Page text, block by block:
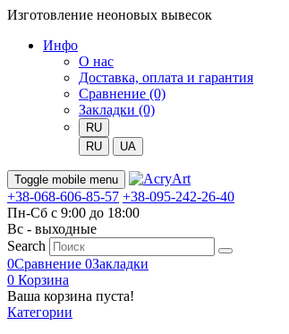
Изготовление неоновых вывесок
Инфо
О нас
Доставка, оплата и гарантия
Сравнение (0)
Закладки (0)
RU
RU
UA
Toggle mobile menu
+38-068-606-85-57 +38-095-242-26-40
Пн-Сб с 9:00 до 18:00
Вс - выходные
Search
0Сравнение 0Закладки
0 Корзина
Ваша корзина пуста!
Категории